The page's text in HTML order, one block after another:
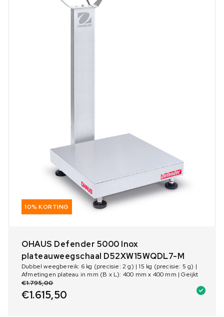
10% KORTING
OHAUS Defender 5000 Inox
plateauweegschaal D52XW15WQDL7-M
Dubbel weegbereik: 6 kg (precisie: 2 g) | 15 kg (precisie: 5 g) |
Afmetingen plateau in mm (B x L): 400 mm x 400 mm | Geijkt
€1.795,00
€1.615,50